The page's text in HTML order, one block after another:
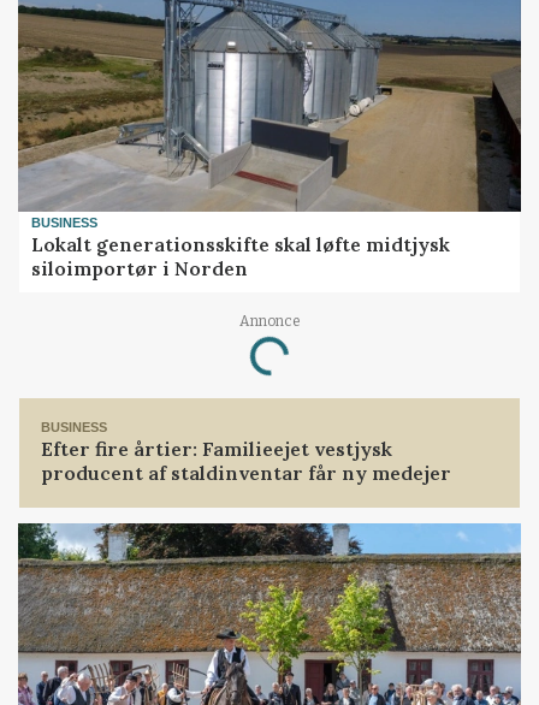
BUSINESS
Lokalt generationsskifte skal løfte midtjysk
siloimportør i Norden
Annonce
Loading...
BUSINESS
Efter fire årtier: Familieejet vestjysk
producent af staldinventar får ny medejer